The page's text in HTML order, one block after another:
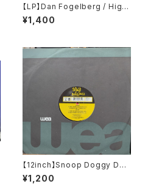
【LP】Dan Fogelberg / High
Country Snows
¥1,400
【12inch】Snoop Doggy Dog
g / What's My Name?
¥1,200